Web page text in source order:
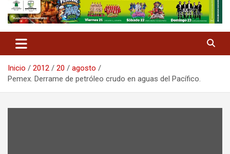
d
Inicio 2012 20
agosto
Pemex. Derrame de petróleo crudo en aguas del Pacífico.